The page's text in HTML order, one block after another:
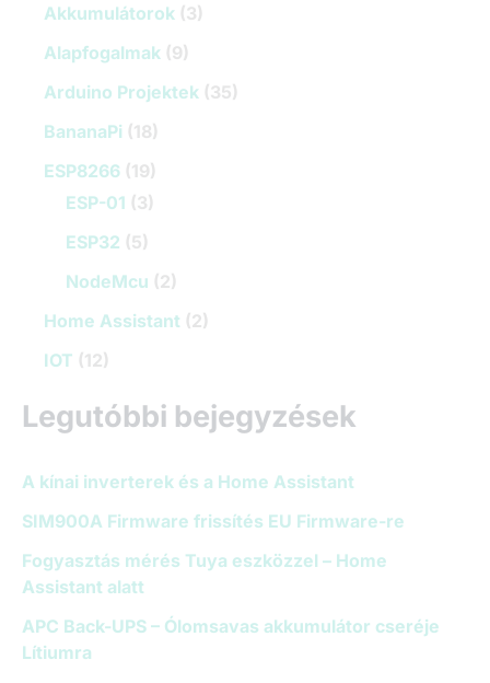
Akkumulátorok (3)
Alapfogalmak (9)
Arduino Projektek (35)
BananaPi (18)
ESP8266 (19)
ESP-01 (3)
ESP32 (5)
NodeMcu (2)
Home Assistant (2)
IOT (12)
Legutóbbi bejegyzések
A kínai inverterek és a Home Assistant
SIM900A Firmware frissítés EU Firmware-re
Fogyasztás mérés Tuya eszközzel – Home
Assistant alatt
APC Back-UPS – Ólomsavas akkumulátor cseréje
Lítiumra